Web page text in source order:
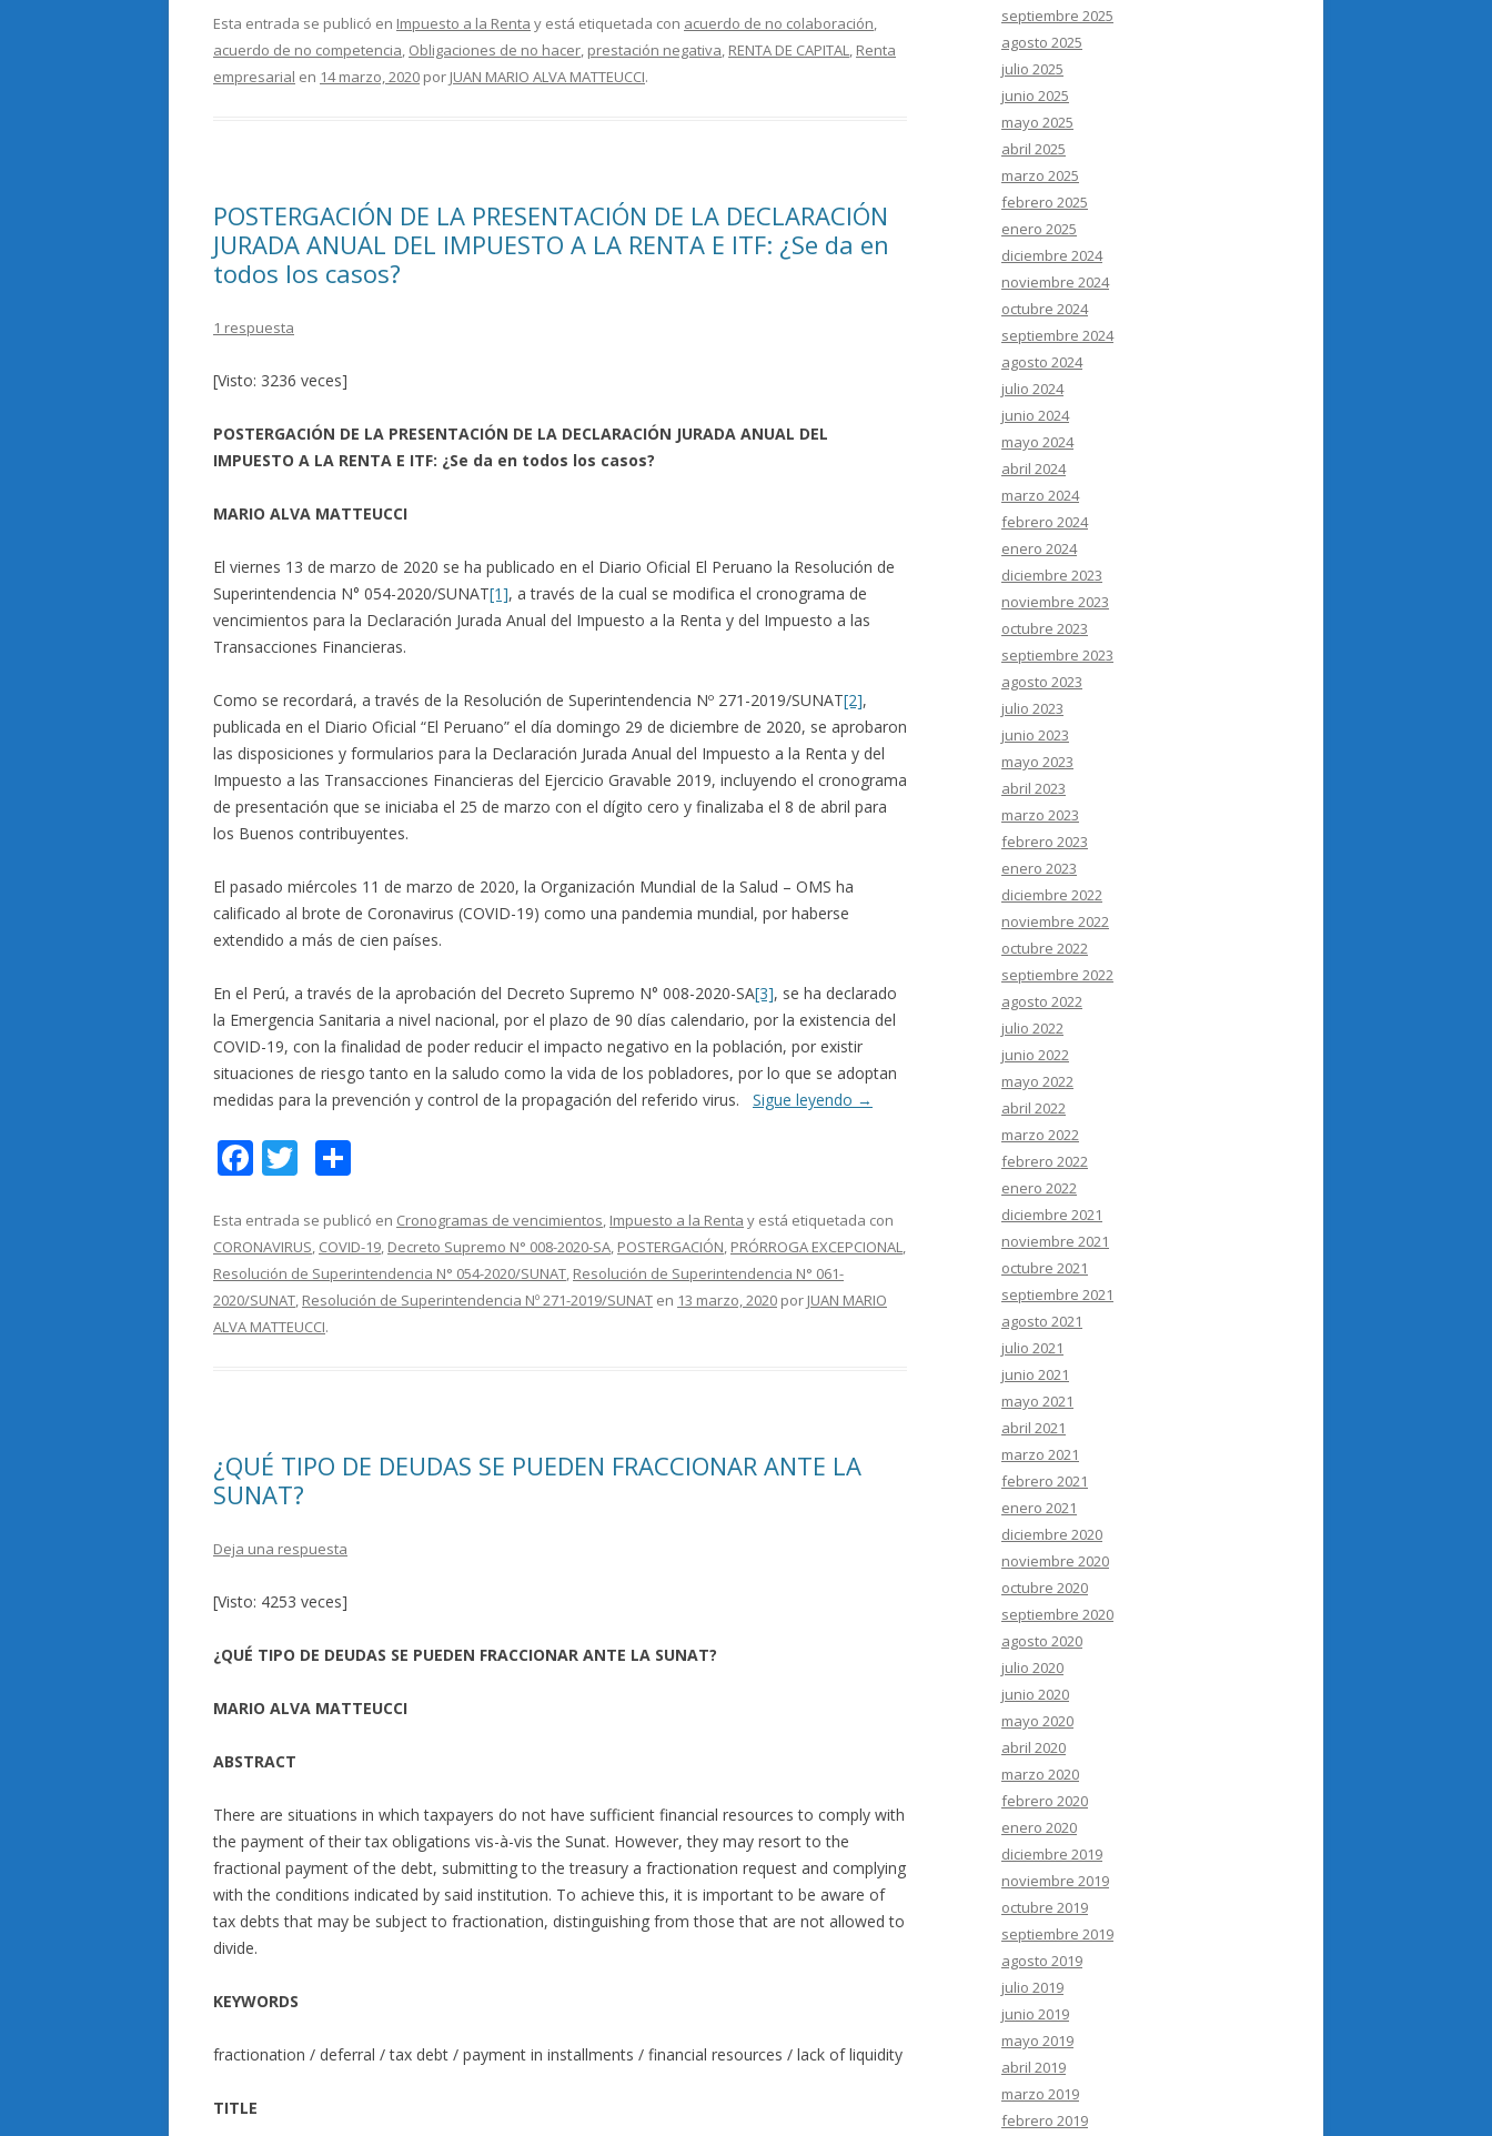
e
b
itt
er
m
p
Esta entrada se publicó en Impuesto a la Renta y está etiquetada con acuerdo de no colaboración,
acuerdo de no competencia, Obligaciones de no hacer, prestación negativa, RENTA DE CAPITAL, Renta
empresarial en 14 marzo, 2020 por JUAN MARIO ALVA MATTEUCCI.
POSTERGACIÓN DE LA PRESENTACIÓN DE LA DECLARACIÓN
JURADA ANUAL DEL IMPUESTO A LA RENTA E ITF: ¿Se da en
todos los casos?
1 respuesta
[Visto: 3236 veces]
POSTERGACIÓN DE LA PRESENTACIÓN DE LA DECLARACIÓN JURADA ANUAL DEL
IMPUESTO A LA RENTA E ITF: ¿Se da en todos los casos?
MARIO ALVA MATTEUCCI
El viernes 13 de marzo de 2020 se ha publicado en el Diario Oficial El Peruano la Resolución de
Superintendencia N° 054-2020/SUNAT[1], a través de la cual se modifica el cronograma de
vencimientos para la Declaración Jurada Anual del Impuesto a la Renta y del Impuesto a las
Transacciones Financieras.
Como se recordará, a través de la Resolución de Superintendencia Nº 271-2019/SUNAT[2],
publicada en el Diario Oficial “El Peruano” el día domingo 29 de diciembre de 2020, se aprobaron
las disposiciones y formularios para la Declaración Jurada Anual del Impuesto a la Renta y del
Impuesto a las Transacciones Financieras del Ejercicio Gravable 2019, incluyendo el cronograma
de presentación que se iniciaba el 25 de marzo con el dígito cero y finalizaba el 8 de abril para
los Buenos contribuyentes.
El pasado miércoles 11 de marzo de 2020, la Organización Mundial de la Salud – OMS ha
calificado al brote de Coronavirus (COVID-19) como una pandemia mundial, por haberse
extendido a más de cien países.
En el Perú, a través de la aprobación del Decreto Supremo N° 008-2020-SA[3], se ha declarado
la Emergencia Sanitaria a nivel nacional, por el plazo de 90 días calendario, por la existencia del
COVID-19, con la finalidad de poder reducir el impacto negativo en la población, por existir
situaciones de riesgo tanto en la saludo como la vida de los pobladores, por lo que se adoptan
medidas para la prevención y control de la propagación del referido virus. Sigue leyendo →
F
e
b
o
o
T
itt
er
m
p
ar
Esta entrada se publicó en Cronogramas de vencimientos, Impuesto a la Renta y está etiquetada con
CORONAVIRUS, COVID-19, Decreto Supremo N° 008-2020-SA, POSTERGACIÓN, PRÓRROGA EXCEPCIONAL,
Resolución de Superintendencia N° 054-2020/SUNAT, Resolución de Superintendencia N° 061-
2020/SUNAT, Resolución de Superintendencia Nº 271-2019/SUNAT en 13 marzo, 2020 por JUAN MARIO
ALVA MATTEUCCI.
¿QUÉ TIPO DE DEUDAS SE PUEDEN FRACCIONAR ANTE LA
SUNAT?
Deja una respuesta
[Visto: 4253 veces]
¿QUÉ TIPO DE DEUDAS SE PUEDEN FRACCIONAR ANTE LA SUNAT?
MARIO ALVA MATTEUCCI
ABSTRACT
There are situations in which taxpayers do not have sufficient financial resources to comply with
the payment of their tax obligations vis-à-vis the Sunat. However, they may resort to the
fractional payment of the debt, submitting to the treasury a fractionation request and complying
with the conditions indicated by said institution. To achieve this, it is important to be aware of
tax debts that may be subject to fractionation, distinguishing from those that are not allowed to
divide.
KEYWORDS
fractionation / deferral / tax debt / payment in installments / financial resources / lack of liquidity
TITLE
septiembre 2025
agosto 2025
julio 2025
junio 2025
mayo 2025
abril 2025
marzo 2025
febrero 2025
enero 2025
diciembre 2024
noviembre 2024
octubre 2024
septiembre 2024
agosto 2024
julio 2024
junio 2024
mayo 2024
abril 2024
marzo 2024
febrero 2024
enero 2024
diciembre 2023
noviembre 2023
octubre 2023
septiembre 2023
agosto 2023
julio 2023
junio 2023
mayo 2023
abril 2023
marzo 2023
febrero 2023
enero 2023
diciembre 2022
noviembre 2022
octubre 2022
septiembre 2022
agosto 2022
julio 2022
junio 2022
mayo 2022
abril 2022
marzo 2022
febrero 2022
enero 2022
diciembre 2021
noviembre 2021
octubre 2021
septiembre 2021
agosto 2021
julio 2021
junio 2021
mayo 2021
abril 2021
marzo 2021
febrero 2021
enero 2021
diciembre 2020
noviembre 2020
octubre 2020
septiembre 2020
agosto 2020
julio 2020
junio 2020
mayo 2020
abril 2020
marzo 2020
febrero 2020
enero 2020
diciembre 2019
noviembre 2019
octubre 2019
septiembre 2019
agosto 2019
julio 2019
junio 2019
mayo 2019
abril 2019
marzo 2019
febrero 2019